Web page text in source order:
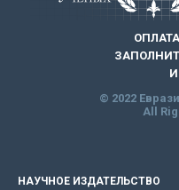
© 2022
All
НАУЧНОЕ ИЗДАТЕЛЬСТВО